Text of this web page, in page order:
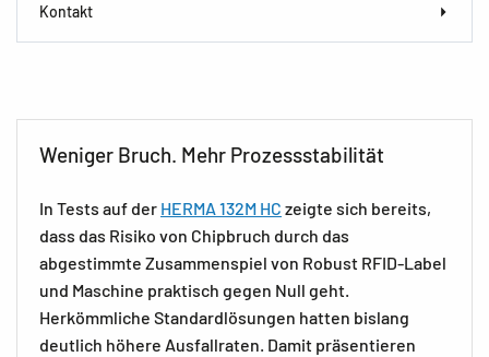
Kontakt
Weniger Bruch. Mehr Prozessstabilität
In Tests auf der HERMA 132M HC zeigte sich bereits,
dass das Risiko von Chipbruch durch das
abgestimmte Zusammenspiel von Robust RFID-Label
und Maschine praktisch gegen Null geht.
Herkömmliche Standardlösungen hatten bislang
deutlich höhere Ausfallraten. Damit präsentieren